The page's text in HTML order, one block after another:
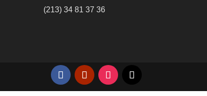
(213) 34 81 37 36